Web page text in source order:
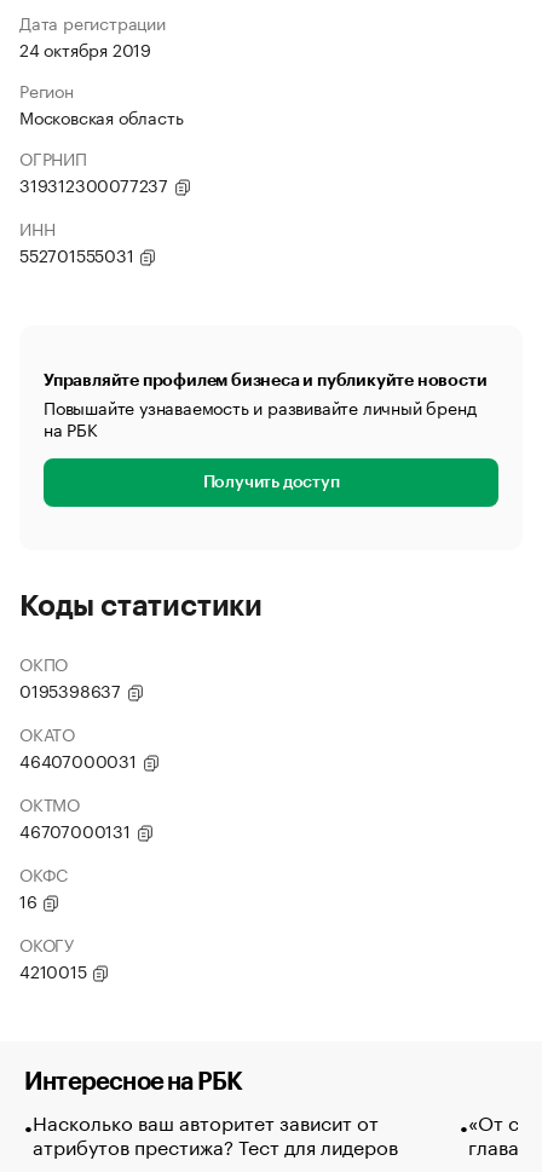
Дата регистрации
24 октября 2019
Регион
Московская область
ОГРНИП
319312300077237
ИНН
552701555031
Управляйте профилем бизнеса и публикуйте новости
Повышайте узнаваемость и развивайте личный бренд
на РБК
Получить доступ
Коды статистики
ОКПО
0195398637
ОКАТО
46407000031
ОКТМО
46707000131
ОКФС
16
ОКОГУ
4210015
Интересное на РБК
Насколько ваш авторитет зависит от
атрибутов престижа? Тест для лидеров
«От
глава